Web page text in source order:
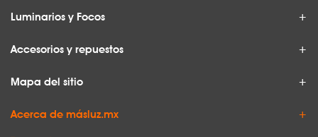
Luminarios y Focos
Accesorios y repuestos
Mapa del sitio
Acerca de másluz.mx